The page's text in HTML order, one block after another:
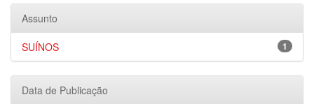
Assunto
1
SUÍNOS
Data de Publicação